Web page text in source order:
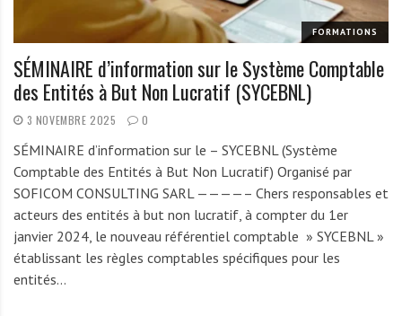
FORMATIONS
SÉMINAIRE d’information sur le Système Comptable
des Entités à But Non Lucratif (SYCEBNL)
3 NOVEMBRE 2025 0
SÉMINAIRE d’information sur le – SYCEBNL (Système
Comptable des Entités à But Non Lucratif) Organisé par
SOFICOM CONSULTING SARL ————– Chers responsables et
acteurs des entités à but non lucratif, à compter du 1er
janvier 2024, le nouveau référentiel comptable » SYCEBNL »
établissant les règles comptables spécifiques pour les
entités…